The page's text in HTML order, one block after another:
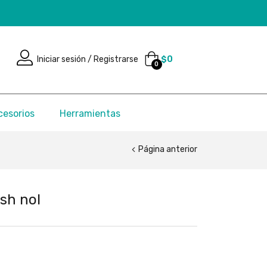
Iniciar sesión / Registrarse 0 $0
Herramientas
Página anterior
nol